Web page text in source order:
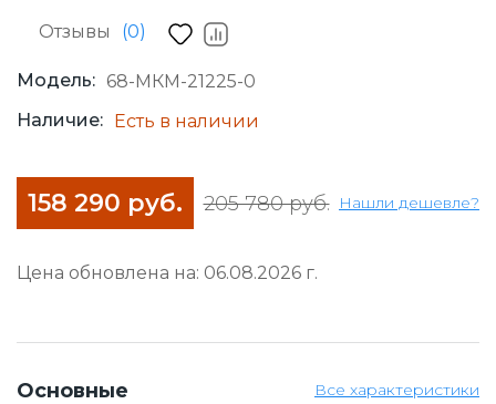
Отзывы (0)
Модель: 68-МКМ-21225-0
Наличие: Есть в наличии
158 290 руб. 205 780 руб. Нашли дешевле?
Цена обновлена на: 06.08.2026 г.
Основные
Все характеристики